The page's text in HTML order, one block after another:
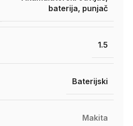
baterija, punjač
1.5
Baterijski
Makita